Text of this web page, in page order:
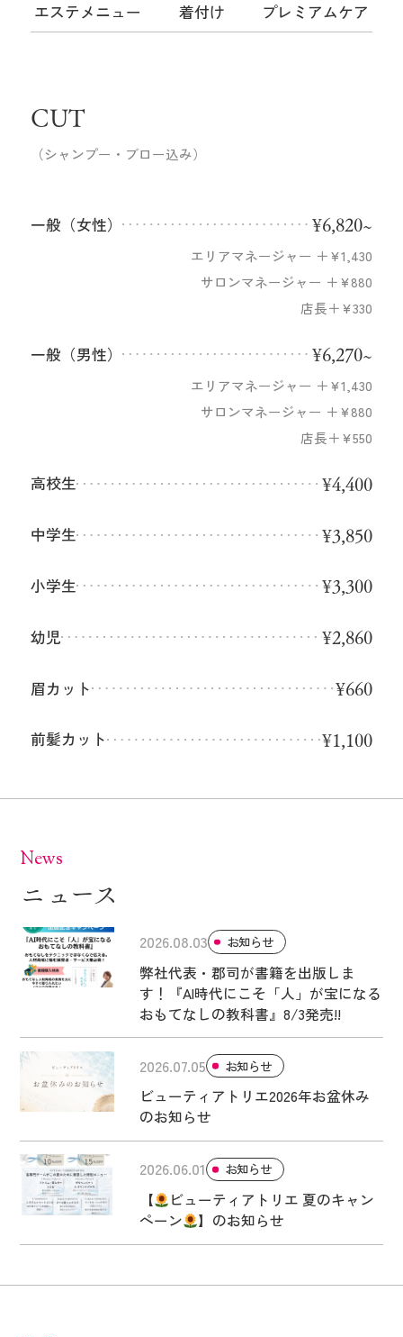
エステメニュー 着付け プレミアムケア
CUT
（シャンプー・ブロー込み）
一般（女性） ¥6,820~
エリアマネージャー ＋¥1,430
サロンマネージャー ＋¥880
店長＋¥330
一般（男性） ¥6,270~
エリアマネージャー ＋¥1,430
サロンマネージャー ＋¥880
店長＋¥550
高校生 ¥4,400
中学生 ¥3,850
小学生 ¥3,300
幼児 ¥2,860
眉カット ¥660
前髪カット ¥1,100
News
ニュース
2026.08.03 お知らせ
弊社代表・郡司が書籍を出版しま
す！『AI時代にこそ「人」が宝になる
おもてなしの教科書』8/3発売!!
2026.07.05 お知らせ
ビューティアトリエ2026年お盆休み
のお知らせ
2026.06.01 お知らせ
【
ビューティアトリエ 夏のキャン
ペーン
】のお知らせ
指名して予約する
子どもの頃から美容師になることが夢でした。
笑顔になっていただける美容師でいたいなぁ」と
笑うこと